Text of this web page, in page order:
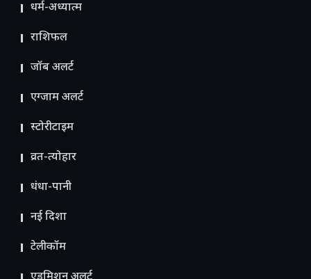
धर्म-अध्यात्म
राशिफल
जॉब अलर्ट
एग्जाम अलर्ट
स्टोरीटाइम
व्रत-त्योहार
धंधा-पानी
नई दिशा
टेलीकॉम